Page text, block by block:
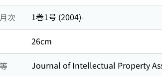
次 1巻1号 (2004)-
26cm
Journal of Intellectual Property